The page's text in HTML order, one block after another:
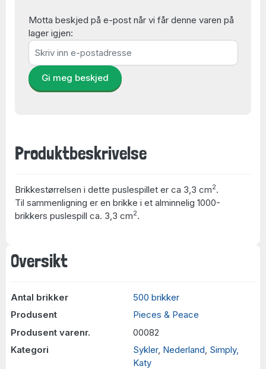
Oversikt
Antal brikker
500 brikker
Produsent
Pieces & Peace
Produsent varenr.
00082
Kategori
Sykler, Nederland, Simply,
Katy
Motta beskjed på e-post når vi får denne varen på
lager igjen:
Gi meg beskjed
Produktbeskrivelse
Brikkestørrelsen i dette puslespillet er ca 3,3 cm2.
Til sammenligning er en brikke i et alminnelig 1000-
brikkers puslespill ca. 3,3 cm2.